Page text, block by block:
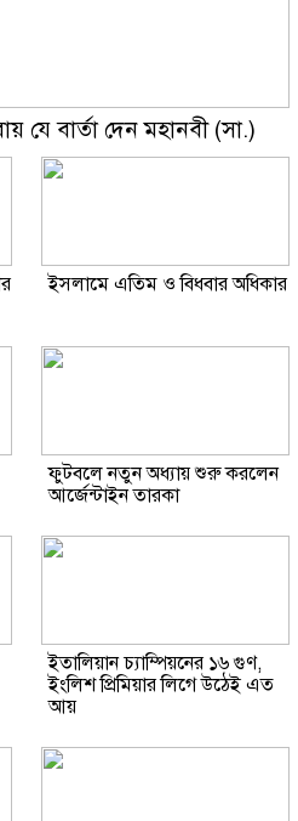
যে বার্তা দেন মহানবী (সা.)
ইসলামে এতিম ও বিধবার অধিকার
ফুটবলে নতুন অধ্যায় শুরু করলেন
আর্জেন্টাইন তারকা
ইতালিয়ান চ্যাম্পিয়নের ১৬ গুণ,
ইংলিশ প্রিমিয়ার লিগে উঠেই এত
আয়